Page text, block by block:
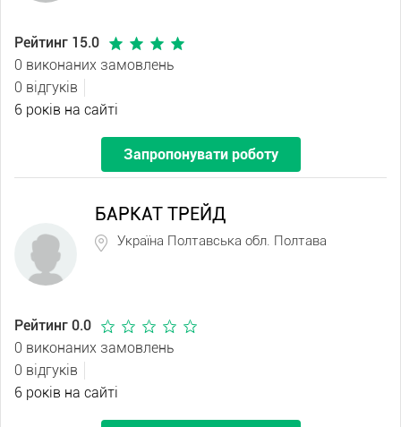
Рейтинг 15.0
0 виконаних замовлень
0 відгуків
6 років на сайті
Запропонувати роботу
БАРКАТ ТРЕЙД
Україна Полтавська обл. Полтава
Рейтинг 0.0
0 виконаних замовлень
0 відгуків
6 років на сайті